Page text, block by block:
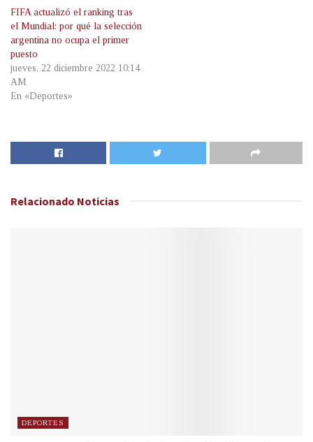
FIFA actualizó el ranking tras
el Mundial: por qué la selección
argentina no ocupa el primer
puesto
jueves, 22 diciembre 2022 10:14
AM
En «Deportes»
Relacionado Noticias
DEPORTES